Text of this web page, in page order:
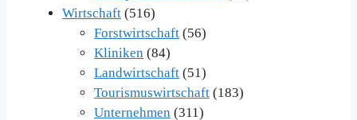
Wirtschaft (516)
Forstwirtschaft (56)
Kliniken (84)
Landwirtschaft (51)
Tourismuswirtschaft (183)
Unternehmen (311)